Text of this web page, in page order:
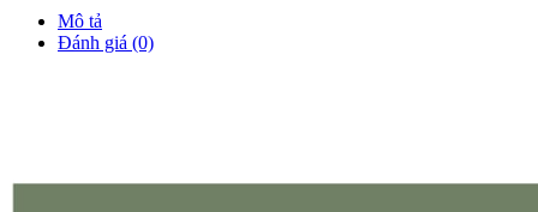
Mô tả
Đánh giá (0)